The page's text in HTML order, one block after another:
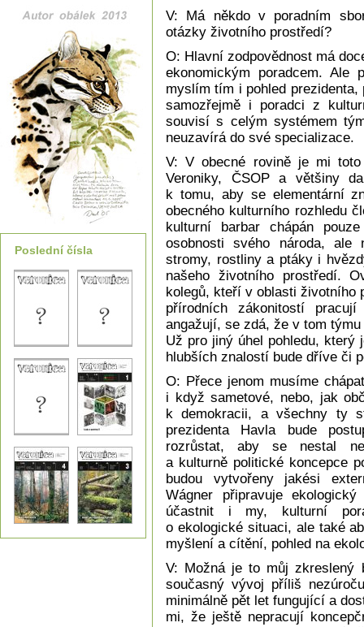
Poslední čísla
V: Má někdo v poradním
otázky životního prostředí?
O: Hlavní zodpovědnost má
ekonomickým poradcem. Ale
myslím tím i pohled
samozřejmě i poradci z
souvisí s celým systémem
neuzavírá do své specializace.
V: V obecné rovině je mi
Veroniky, ČSOP a většiny
k tomu, aby se elementární
obecného kulturního rozhledu
kulturní barbar chápán
osobnosti svého národa, ale
stromy, rostliny a ptáky i
našeho životního prostředí.
kolegů, kteří v oblasti životního
přírodních zákonitostí
angažují, se zdá, že v tom
Už pro jiný úhel pohledu, který
hlubších znalostí bude dříve či
O: Přece jenom musíme
i když sametové, nebo, jak
k demokracii, a všechny ty
prezidenta Havla bude
rozrůstat, aby se nestal
a kulturně politické koncepce
budou vytvořeny jakési
Wágner připravuje
účastnit i my, kulturní
o ekologické situaci, ale také
myšlení a cítění, pohled na
V: Možná je to můj zkreslený
současný vývoj příliš
minimálně pět let fungující a
mi, že ještě nepracují